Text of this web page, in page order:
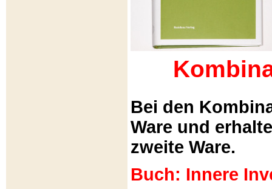
Bei den
Ware und
zweite Ware.
Buch: Innere